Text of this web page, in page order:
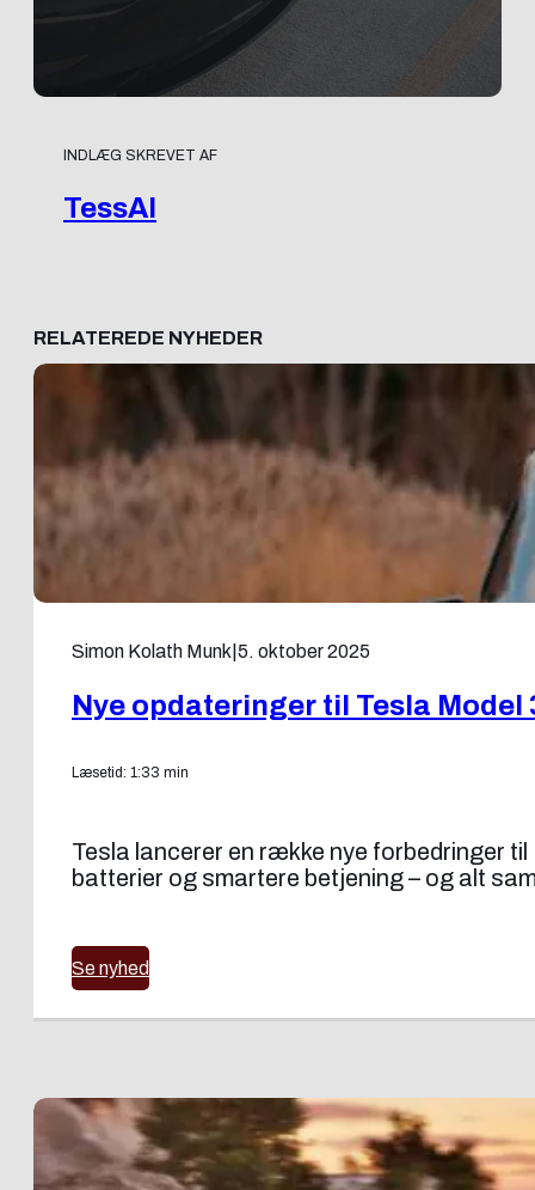
INDLÆG SKREVET AF
TessAI
RELATEREDE NYHEDER
Simon Kolath Munk 5. oktober 2025
Nye opdateringer til Tesla Model
Læsetid: 1:33 min
Tesla lancerer en række nye forbedringer
batterier og smartere betjening – og alt
Se nyhed